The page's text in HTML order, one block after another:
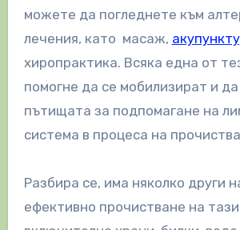
можете да погледнете към
лечения, като масаж,
хиропрактика. Всяка една от
помогне да се мобилизират и
пътищата за подпомагане на
система в процеса на
Разбира се, има няколко други
ефективно прочистване на